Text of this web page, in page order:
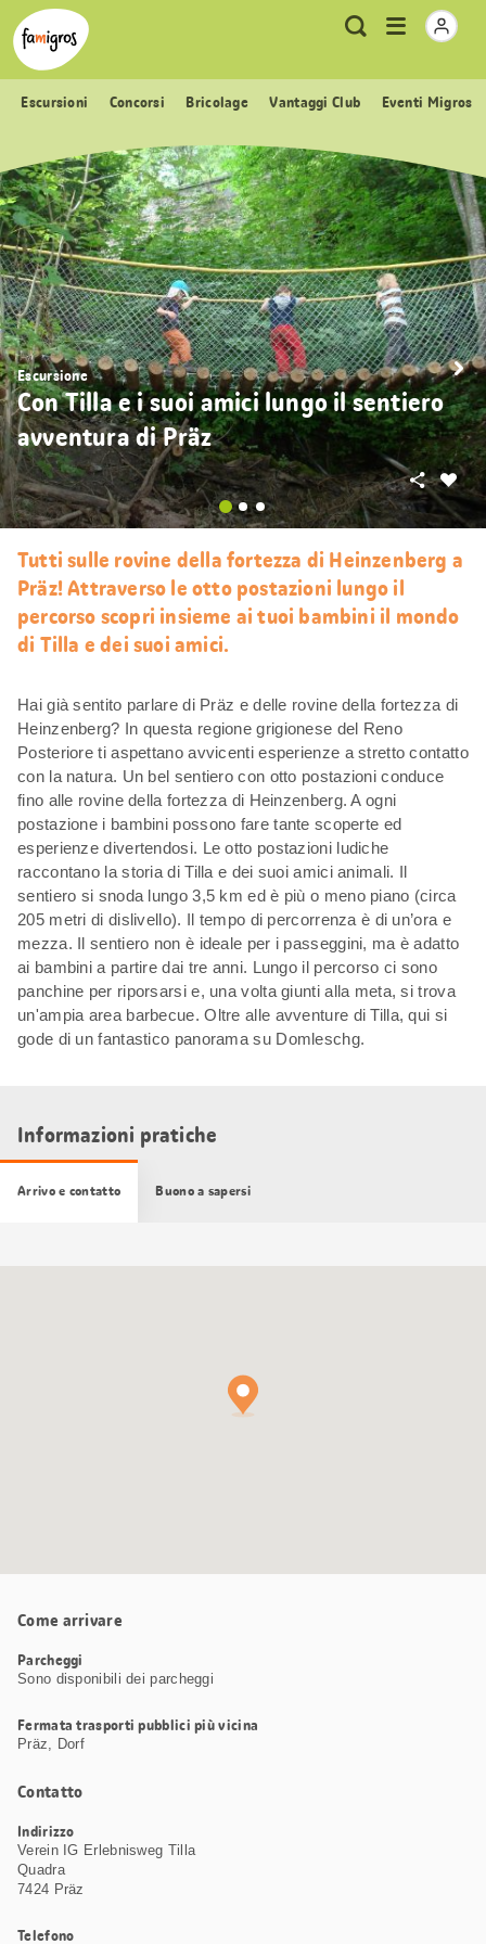
Navigazione
segnalibri
Header
Logo Metanavigazione
Ricerca
Apri
menu
Escursioni Concorsi Bricolage Vantaggi Club Eventi Migros
Escursione
Con Tilla e i suoi amici lungo il sentiero
avventura di Präz
Mi
piace
Condividi
Tutti sulle rovine della fortezza di Heinzenberg a
Präz! Attraverso le otto postazioni lungo il
percorso scopri insieme ai tuoi bambini il mondo
di Tilla e dei suoi amici.
Hai già sentito parlare di Präz e delle rovine della fortezza di
Heinzenberg? In questa regione grigionese del Reno
Posteriore ti aspettano avvicenti esperienze a stretto contatto
con la natura. Un bel sentiero con otto postazioni conduce
fino alle rovine della fortezza di Heinzenberg. A ogni
postazione i bambini possono fare tante scoperte ed
esperienze divertendosi. Le otto postazioni ludiche
raccontano la storia di Tilla e dei suoi amici animali. Il
sentiero si snoda lungo 3,5 km ed è più o meno piano (circa
205 metri di dislivello). Il tempo di percorrenza è di un’ora e
mezza. Il sentiero non è ideale per i passeggini, ma è adatto
ai bambini a partire dai tre anni. Lungo il percorso ci sono
panchine per riporsarsi e, una volta giunti alla meta, si trova
un'ampia area barbecue. Oltre alle avventure di Tilla, qui si
gode di un fantastico panorama su Domleschg.
Informazioni pratiche
Arrivo e contatto Buono a sapersi
Come arrivare
Parcheggi
Sono disponibili dei parcheggi
Fermata trasporti pubblici più vicina
Präz, Dorf
Contatto
Indirizzo
Verein IG Erlebnisweg Tilla
Quadra
7424 Präz
Telefono